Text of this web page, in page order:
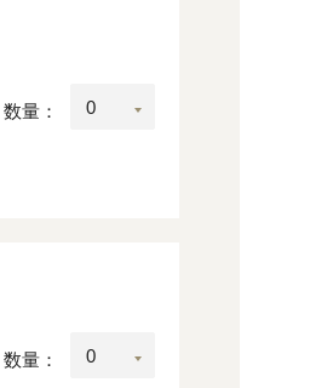
数量：
数量：